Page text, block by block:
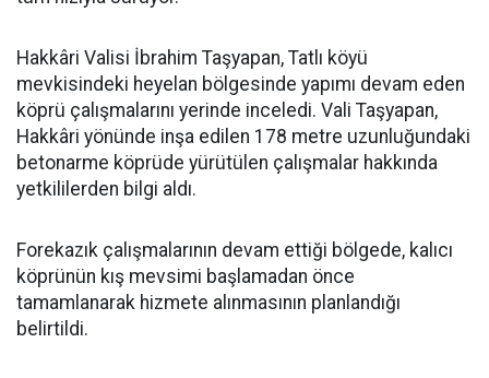
Hakkâri Valisi İbrahim Taşyapan, Tatlı köyü
mevkisindeki heyelan bölgesinde yapımı devam eden
köprü çalışmalarını yerinde inceledi. Vali Taşyapan,
Hakkâri yönünde inşa edilen 178 metre uzunluğundaki
betonarme köprüde yürütülen çalışmalar hakkında
yetkililerden bilgi aldı.
Forekazık çalışmalarının devam ettiği bölgede, kalıcı
köprünün kış mevsimi başlamadan önce
tamamlanarak hizmete alınmasının planlandığı
belirtildi.